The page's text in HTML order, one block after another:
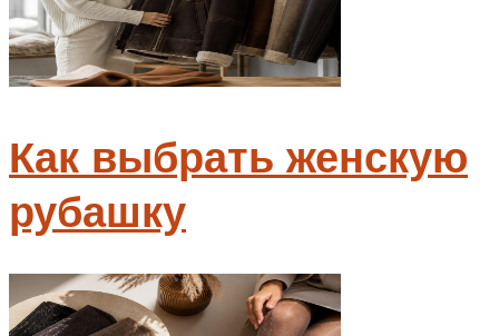
Как выбрать женскую
рубашку